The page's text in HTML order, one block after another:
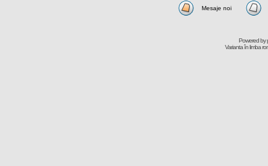
Mesaje noi
Powered by
Varianta în limba